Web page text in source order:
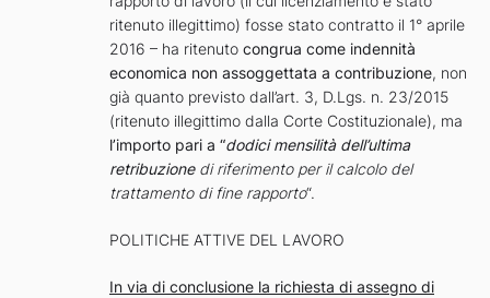
ritenuto illegittimo) fosse stato contratto il 1° aprile
2016 – ha ritenuto congrua come indennità
economica non assoggettata a contribuzione, non
già quanto previsto dall’art. 3, D.Lgs. n. 23/2015
(ritenuto illegittimo dalla Corte Costituzionale), ma
l’importo pari a “dodici mensilità dell’ultima
retribuzionedi riferimento per il calcolo del
trattamento di fine rapporto“.
POLITICHE ATTIVE DEL LAVORO
In via di conclusione la richiesta di assegno di